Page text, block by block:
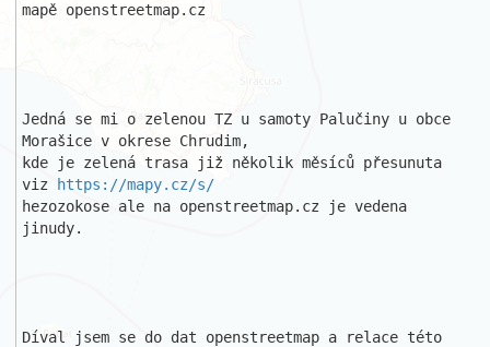
mapě openstreetmap.cz
Jedná se mi o zelenou TZ u samoty Palučiny u obce
Morašice v okrese Chrudim,
kde je zelená trasa již několik měsíců přesunuta
viz
https://mapy.cz/s/
hezozokose ale na openstreetmap.cz je vedena
jinudy.
Díval jsem se do dat openstreetmap a relace této